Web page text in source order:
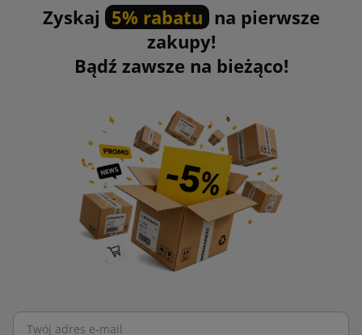
Zyskaj 5% rabatu na pierwsze
zakupy!
Bądź zawsze na bieżąco!